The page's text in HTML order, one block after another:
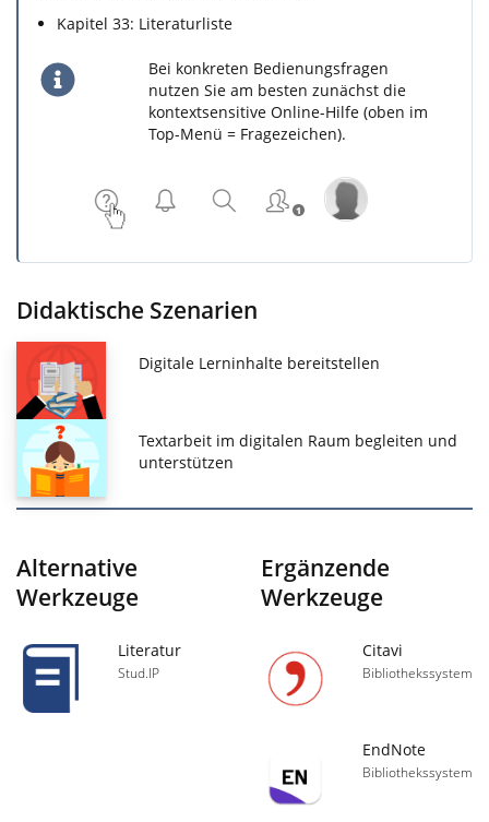
Kapitel 33: Literaturliste
Bei konkreten Bedienungsfragen
nutzen Sie am besten zunächst die
kontextsensitive Online-Hilfe (oben im
Top-Menü = Fragezeichen).
Didaktische Szenarien
Digitale Lerninhalte bereitstellen
Textarbeit im digitalen Raum begleiten und
unterstützen
Alternative
Werkzeuge
Literatur
Stud.IP
Ergänzende
Werkzeuge
Citavi
Bibliothekssystem
EndNote
Bibliothekssystem